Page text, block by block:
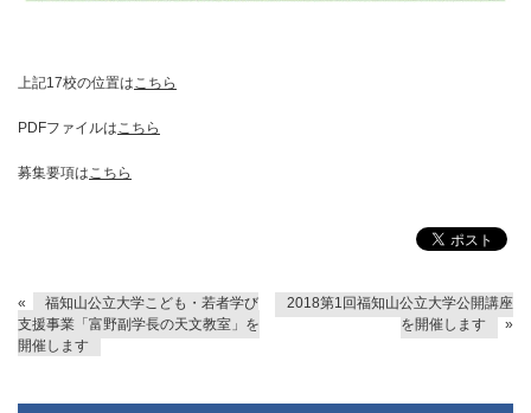
上記17校の位置はこちら
PDFファイルはこちら
募集要項はこちら
«
福知山公立大学こども・若者学び
支援事業「富野副学長の天文教室」を
開催します
2018第1回福知山公立大学公開講座
を開催します
»